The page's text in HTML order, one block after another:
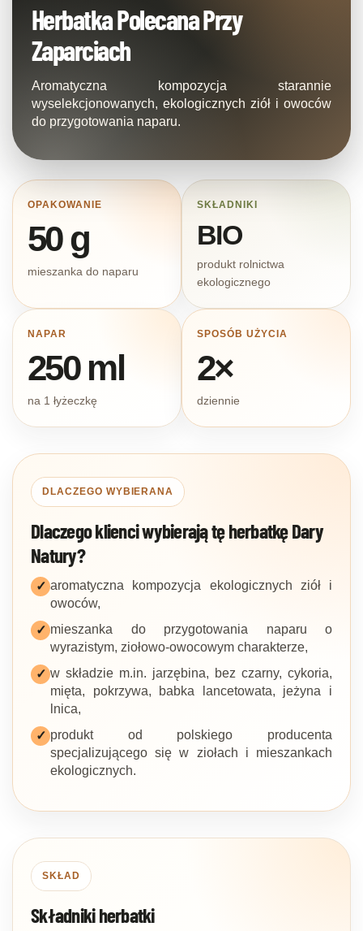
Herbatka Polecana Przy
Zaparciach
Aromatyczna kompozycja starannie
wyselekcjonowanych, ekologicznych ziół i owoców
do przygotowania naparu.
OPAKOWANIE
50 g
mieszanka do naparu
SKŁADNIKI
BIO
produkt rolnictwa
ekologicznego
NAPAR
250 ml
na 1 łyżeczkę
SPOSÓB UŻYCIA
2×
dziennie
DLACZEGO WYBIERANA
Dlaczego klienci wybierają tę herbatkę Dary
Natury?
✓ aromatyczna kompozycja ekologicznych ziół i
owoców,
✓ mieszanka do przygotowania naparu o
wyrazistym, ziołowo-owocowym charakterze,
✓ w składzie m.in. jarzębina, bez czarny, cykoria,
mięta, pokrzywa, babka lancetowata, jeżyna i
lnica,
✓ produkt od polskiego producenta
specjalizującego się w ziołach i mieszankach
ekologicznych.
SKŁAD
Składniki herbatki